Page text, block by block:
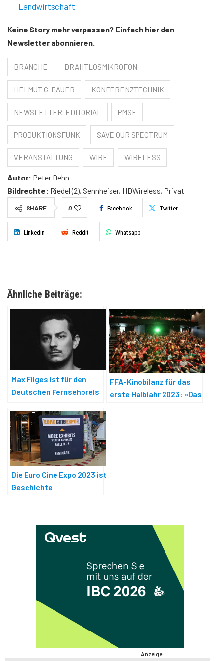
Landwirtschaft
Keine Story mehr verpassen? Einfach hier den
Newsletter abonnieren.
BRANCHE DRAHTLOSMIKROFON
HELMUT G. BAUER KONFERENZTECHNIK
NEWSLETTER-EDITORIAL PMSE
PRODUKTIONSFUNK SAVE OUR SPECTRUM
VERANSTALTUNG WIRE WIRELESS
Autor: Peter Dehn
Bildrechte: Riedel (2), Sennheiser, HDWireless, Privat
SHARE 0 Facebook Twitter
Linkedin Reddit Whatsapp
Ähnliche Beiträge:
Max Filges ist für den
Deutschen Fernsehpreis
FFA-Kinobilanz für das
erste Halbjahr 2023: »Das
Die Euro Cine Expo 2023 ist
Geschichte
Anzeige